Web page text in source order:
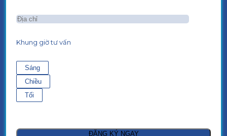
Khung giờ tư vấn
Sáng
Chiều
Tối